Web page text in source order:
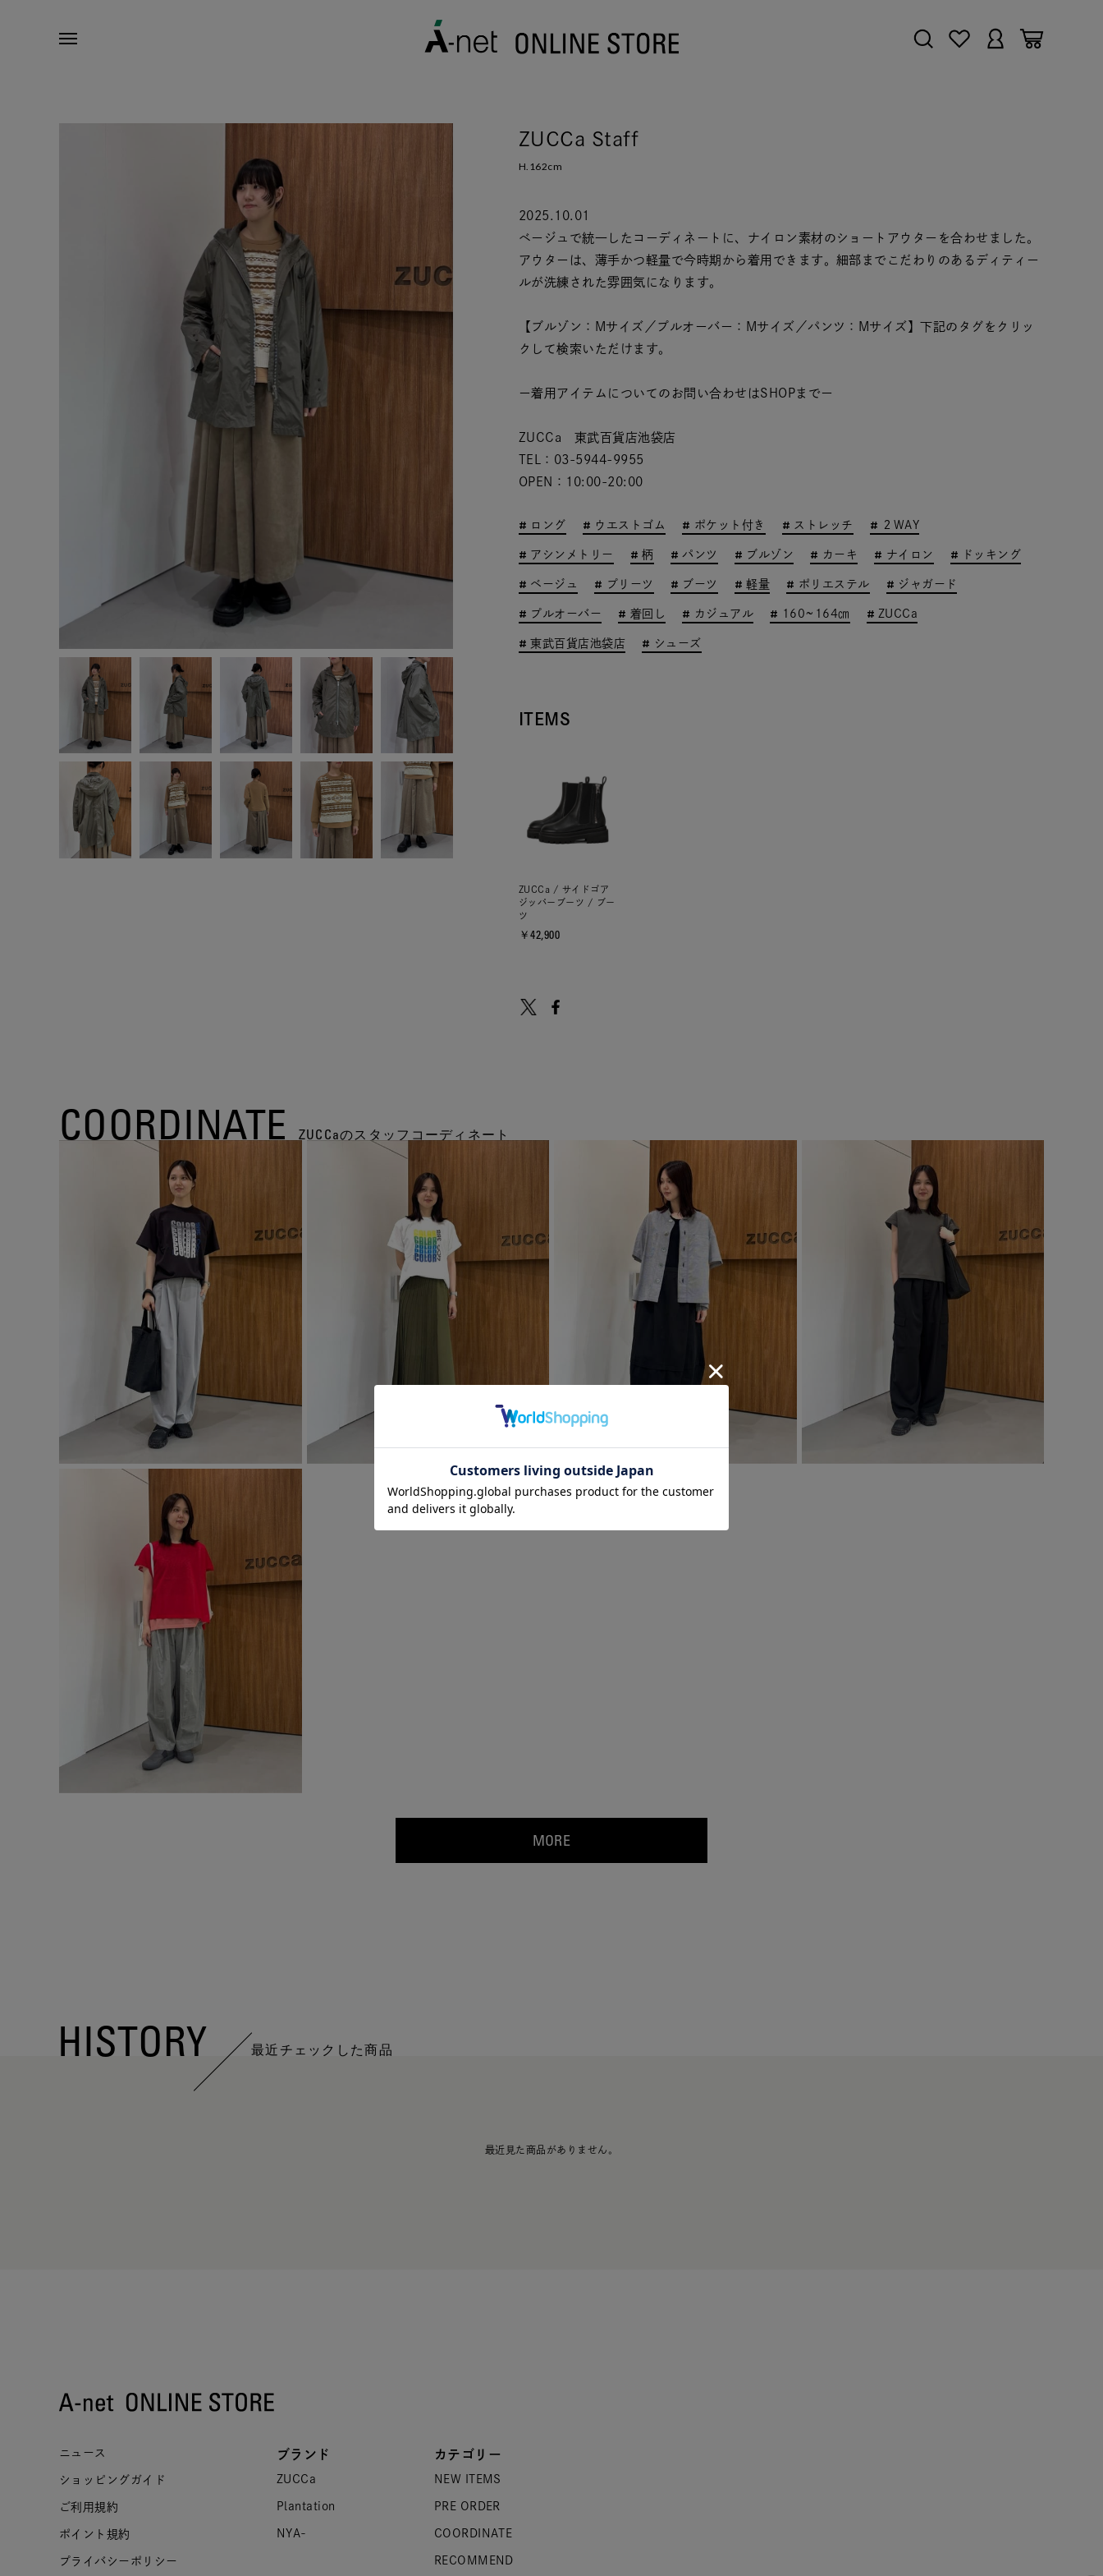
ZUCCa Staff
H.162cm
2025.10.01
ベージュで統一したコーディネートに、ナイロン素材のショートアウターを合わせました。
アウターは、薄手かつ軽量で今時期から着用できます。細部までこだわりのあるディティー
ルが洗練された雰囲気になります。
【ブルゾン：Mサイズ／プルオーバー：Mサイズ／パンツ：Mサイズ】下記のタグをクリッ
クして検索いただけます。
ー着用アイテムについてのお問い合わせはSHOPまでー
ZUCCa 東武百貨店池袋店
TEL：03-5944-9955
OPEN：10:00-20:00
ロング ウエストゴム ポケット付き ストレッチ ２WAY
アシンメトリー 柄 パンツ ブルゾン カーキ ナイロン ドッキング
ベージュ プリーツ ブーツ 軽量 ポリエステル ジャガード
プルオーバー 着回し カジュアル 160~164㎝ ZUCCa
東武百貨店池袋店 シューズ
ITEMS
ZUCCa / サイドゴア
ジッパーブーツ / ブー
ツ
￥42,900
COORDINATE ZUCCaのスタッフコーディネート
MORE
HISTORY 最近チェックした商品
最近見た商品がありません。
ニュース
ショッピングガイド
ご利用規約
ポイント規約
プライバシーポリシー
ブランド
ZUCCa
Plantation
NYA-
カテゴリー
NEW ITEMS
PRE ORDER
COORDINATE
RECOMMEND